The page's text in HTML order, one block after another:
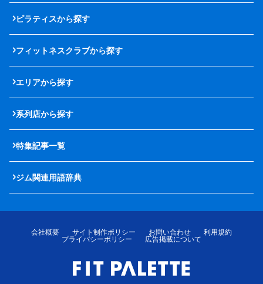
ピラティスから探す
フィットネスクラブから探す
エリアから探す
系列店から探す
特集記事一覧
ジム関連用語辞典
会社概要 サイト制作ポリシー お問い合わせ
利用規約
プライバシーポリシー
広告掲載について